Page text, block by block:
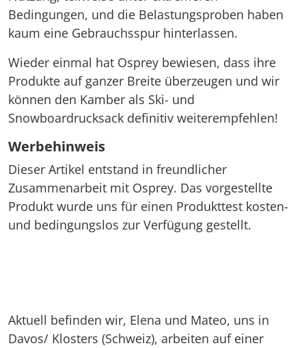
Bedingungen, und die Belastungsproben haben
kaum eine Gebrauchsspur hinterlassen.
Wieder einmal hat Osprey bewiesen, dass ihre
Produkte auf ganzer Breite überzeugen und wir
können den Kamber als Ski- und
Snowboardrucksack definitiv weiterempfehlen!
Werbehinweis
Dieser Artikel entstand in freundlicher
Zusammenarbeit mit Osprey. Das vorgestellte
Produkt wurde uns für einen Produkttest kosten-
und bedingungslos zur Verfügung gestellt.
Aktuell befinden wir, Elena und Mateo, uns in
Davos/ Klosters (Schweiz), arbeiten auf einer